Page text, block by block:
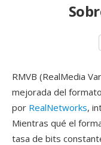
RMVB (RealMedia
mejorada del
por RealNetworks,
Mientras qué el
tasa de bits